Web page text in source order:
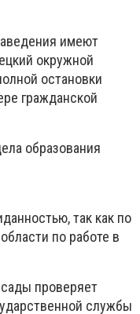
имеют
окружной
остановки
гражданской
образования
так как по
по работе в
проверяет
службы